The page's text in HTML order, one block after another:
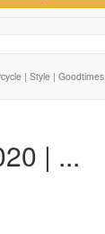
| Style | Goodtimes
| ...